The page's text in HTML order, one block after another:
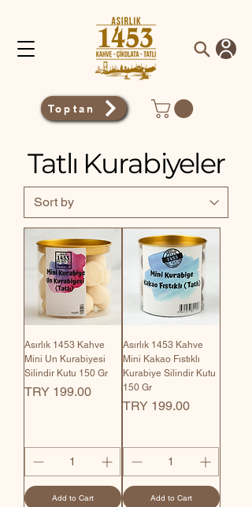
Toptan
Tatlı Kurabiyeler
Asırlık 1453 Kahve
Mini Un Kurabiyesi
Silindir Kutu 150 Gr
Price
TRY 199.00
Add to Cart
Asırlık 1453 Kahve
Mini Kakao Fıstıklı
Kurabiye Silindir Kutu
150 Gr
Price
TRY 199.00
Add to Cart